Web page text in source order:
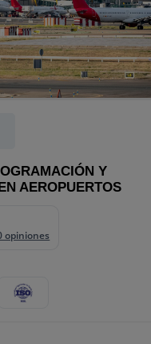
Y
AEROPUERTOS
opiniones